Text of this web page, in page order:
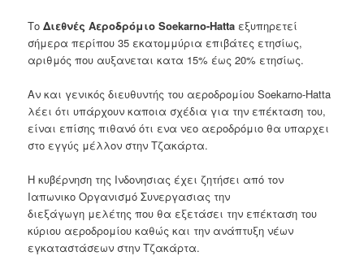
ΤοΔιεθνές Αεροδρόμιο Soekarno-Hatta εξυπηρετεί
σήμερα περίπου 35 εκατομμύρια επιβάτες ετησίως,
αριθμός που αυξανεται κατα 15% έως 20% ετησίως.
Αν και γενικός διευθυντής του αεροδρομίου Soekarno-Hatta
λέει ότι υπάρχουν καποια σχέδια για την επέκταση του,
είναι επίσης πιθανό ότι ενα νεο αεροδρόμιο θα υπαρχει
στο εγγύς μέλλον στην Τζακάρτα.
Η κυβέρνηση της Ινδονησιας έχει ζητήσει από τον
Ιαπωνικο Οργανισμό Συνεργασιας την
διεξάγωγη μελέτης που θα εξετάσει την επέκταση του
κύριου αεροδρομίου καθώς και την ανάπτυξη νέων
εγκαταστάσεων στην Τζακάρτα.